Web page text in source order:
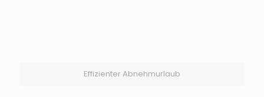
Effizienter Abnehmurlaub